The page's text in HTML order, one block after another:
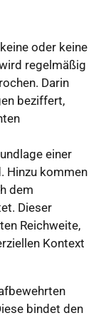
oder keine
regelmäßig
Darin
beziffert,
einer
Hinzu kommen
dem
Dieser
Reichweite,
Kontext
bindet den